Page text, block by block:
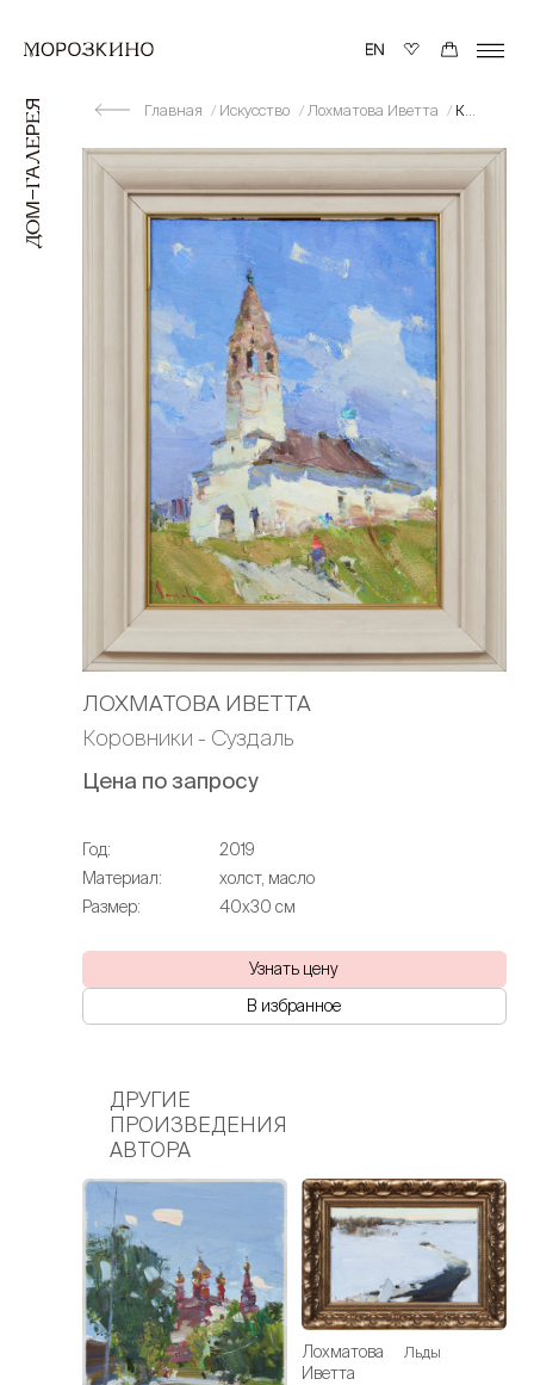
Главная Искусство Лохматова Иветта Коровники - Суздаль
ЛОХМАТОВА ИВЕТТА
Коровники - Суздаль
Цена по запросу
Год:
2019
Материал:
холст, масло
Размер:
40х30 см
Узнать цену
В избранное
ДРУГИЕ
ПРОИЗВЕДЕНИЯ
АВТОРА
Лохматова
Иветта
Льды